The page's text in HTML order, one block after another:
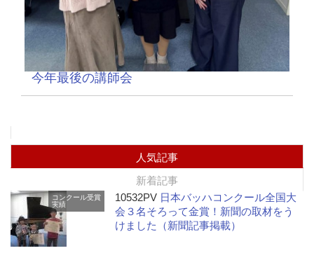
今年最後の講師会
人気記事
新着記事
コンクール受賞
実績
10532PV 日本バッハコンクール全国大
会３名そろって金賞！新聞の取材をう
けました（新聞記事掲載）